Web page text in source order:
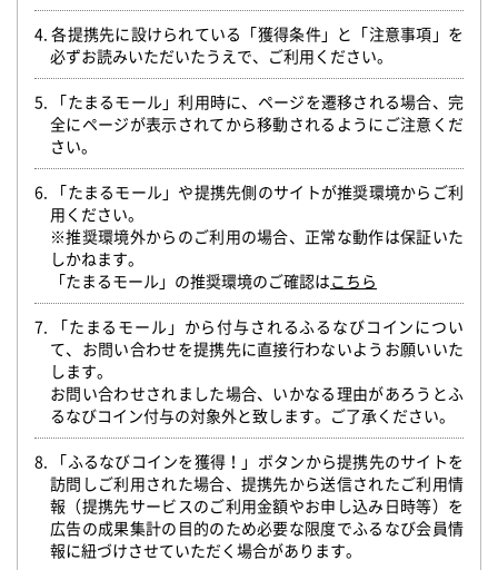
4. 各提携先に設けられている「獲得条件」と「注意事項」を
必ずお読みいただいたうえで、ご利用ください。
5. 「たまるモール」利用時に、ページを遷移される場合、完
全にページが表示されてから移動されるようにご注意くだ
さい。
6. 「たまるモール」や提携先側のサイトが推奨環境からご利
用ください。
※推奨環境外からのご利用の場合、正常な動作は保証いた
しかねます。
「たまるモール」の推奨環境のご確認はこちら
7. 「たまるモール」から付与されるふるなびコインについ
て、お問い合わせを提携先に直接行わないようお願いいた
します。
お問い合わせされました場合、いかなる理由があろうとふ
るなびコイン付与の対象外と致します。ご了承ください。
8. 「ふるなびコインを獲得！」ボタンから提携先のサイトを
訪問しご利用された場合、提携先から送信されたご利用情
報（提携先サービスのご利用金額やお申し込み日時等）を
広告の成果集計の目的のため必要な限度でふるなび会員情
報に紐づけさせていただく場合があります。